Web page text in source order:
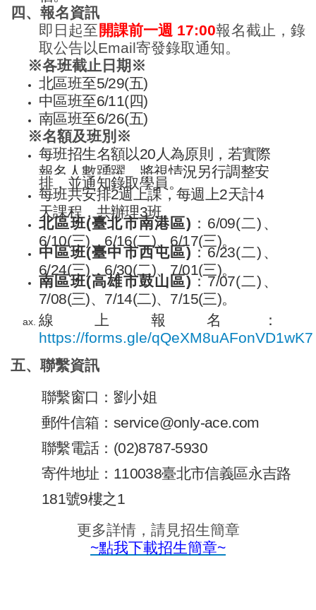
四、報名資訊
即日起至 開課前一週 17:00報名截止，錄
取公告以Email寄發錄取通知。
※各班截止日期※
北區班至5/29(五)
中區班至6/11(四)
南區班至6/26(五)
※名額及班別※
每班招生名額以20人為原則，若實際
報名人數踴躍，將視情況另行調整安
排，並通知錄取學員。
每班共安排2週上課，每週上2天計4
天課程，共辦理3班。
北區班(臺北市南港區) ：6/09(二)、
6/10(三)、6/16(二)、6/17(三)。
中區班(臺中市西屯區) ：6/23(二)、
6/24(三)、6/30(二)、7/01(三)。
南區班(高雄市鼓山區) ：7/07(二)、
7/08(三)、7/14(二)、7/15(三)。
線上報名：
https://forms.gle/qQeXM8uAFonVD1wK7
五、聯繫資訊
聯繫窗口：劉小姐
郵件信箱：service@only-ace.com
聯繫電話：(02)8787-5930
寄件地址：110038臺北市信義區永吉路
181號9樓之1
更多詳情，請見招生簡章
~點我下載招生簡章~